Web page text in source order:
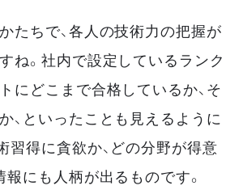
たちで、各人の技術力の把握が
ね。社内で設定しているランク
にどこまで合格しているか、そ
、といったことも見えるように
習得に貪欲か、どの分野が得意
報にも人柄が出るものです。